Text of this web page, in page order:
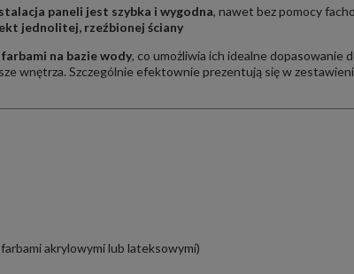
paneli jest szybka i wygodna, nawet bez pomocy
jednolitej, rzeźbionej ściany
na bazie wody, co umożliwia ich idealne dopasowanie
wnętrza. Szczególnie efektownie prezentują się w
akrylowymi lub lateksowymi)